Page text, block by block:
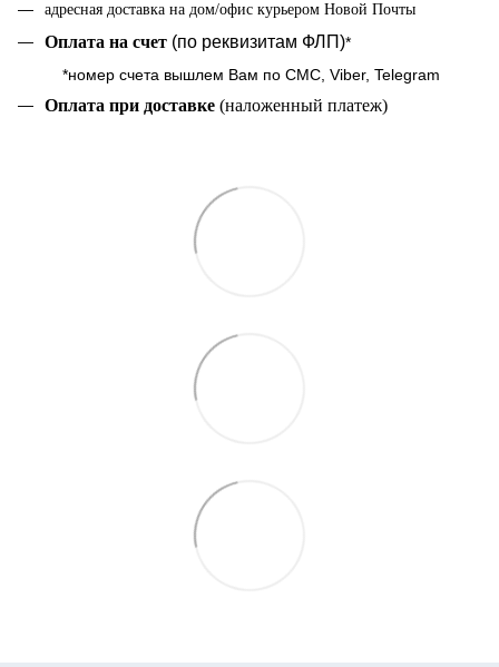
адресная доставка на дом/офис курьером Новой Почты
Оплата на cчет (по реквизитам ФЛП)*
*номер счета вышлем Вам по СМС, Viber, Telegram
Оплата при доставке (наложенный платеж)